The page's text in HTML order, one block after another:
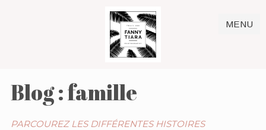
MENU
Blog : famille
PARCOUREZ LES DIFFÉRENTES HISTOIRES